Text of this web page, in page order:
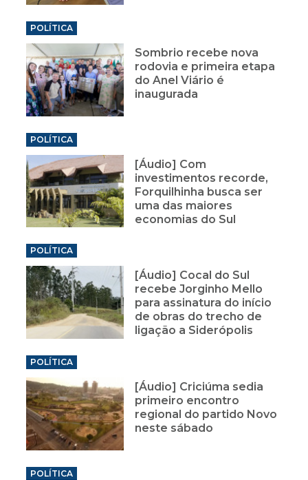
POLÍTICA
Sombrio recebe nova
rodovia e primeira etapa
do Anel Viário é
inaugurada
POLÍTICA
[Áudio] Com
investimentos recorde,
Forquilhinha busca ser
uma das maiores
economias do Sul
POLÍTICA
[Áudio] Cocal do Sul
recebe Jorginho Mello
para assinatura do início
de obras do trecho de
ligação a Siderópolis
POLÍTICA
[Áudio] Criciúma sedia
primeiro encontro
regional do partido Novo
neste sábado
POLÍTICA